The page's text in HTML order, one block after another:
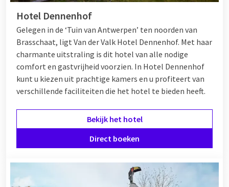
Hotel Dennenhof
Gelegen in de ‘Tuin van Antwerpen’ ten noorden van
Brasschaat, ligt Van der Valk Hotel Dennenhof. Met haar
charmante uitstraling is dit hotel van alle nodige
comfort en gastvrijheid voorzien. In Hotel Dennenhof
kunt u kiezen uit prachtige kamers en u profiteert van
verschillende faciliteiten die het hotel te bieden heeft.
Bekijk het hotel
Direct boeken